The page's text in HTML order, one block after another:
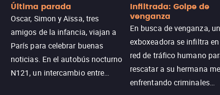
Última parada
Oscar, Simon y Aïssa, tres
amigos de la infancia, viajan a
París para celebrar buenas
noticias. En el autobús nocturno
N121, un intercambio entre
Infiltrada: Golpe de
venganza
En busca de venganza,
exboxeadora se infiltra
red de tráfico humano
rescatar a su hermana
enfrentando criminales